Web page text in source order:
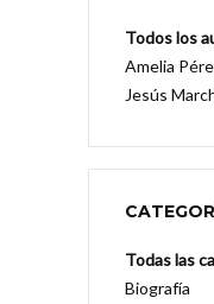
Todos los
Amelia
Jesús
Todas las
Biografía